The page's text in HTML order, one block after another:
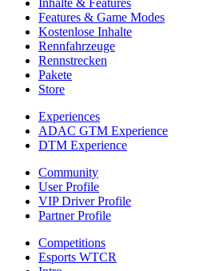
Features & Game Modes
Kostenlose Inhalte
Rennfahrzeuge
Rennstrecken
Pakete
Store
Experiences
ADAC GTM Experience
DTM Experience
Community
User Profile
VIP Driver Profile
Partner Profile
Competitions
Esports WTCR